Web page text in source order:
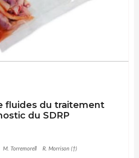
fluides du traitement
du SDRP
M. Torremorell R. Morrison (†)